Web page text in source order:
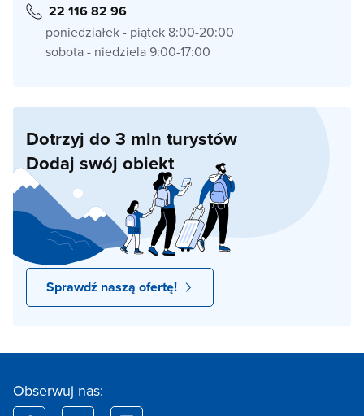
22 116 82 96
poniedziałek - piątek 8:00-20:00
sobota - niedziela 9:00-17:00
Dotrzyj do 3 mln turystów
Dodaj swój obiekt
Sprawdź naszą ofertę!
Obserwuj nas: